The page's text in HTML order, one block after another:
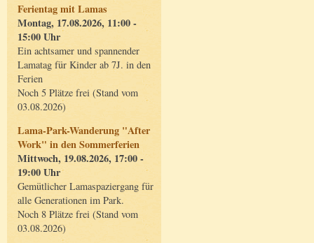
Ferientag mit Lamas
Montag, 17.08.2026, 11:00 -
15:00 Uhr
Ein achtsamer und spannender
Lamatag für Kinder ab 7J. in den
Ferien
Noch 5 Plätze frei (Stand vom
03.08.2026)
Lama-Park-Wanderung "After
Work" in den Sommerferien
Mittwoch, 19.08.2026, 17:00 -
19:00 Uhr
Gemütlicher Lamaspaziergang für
alle Generationen im Park.
Noch 8 Plätze frei (Stand vom
03.08.2026)